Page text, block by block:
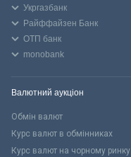
Укргазбанк
Райффайзен Банк
ОТП банк
monobank
Валютний аукціон
Обмін валют
Курс валют в обмінниках
Курс валют на чорному ринку